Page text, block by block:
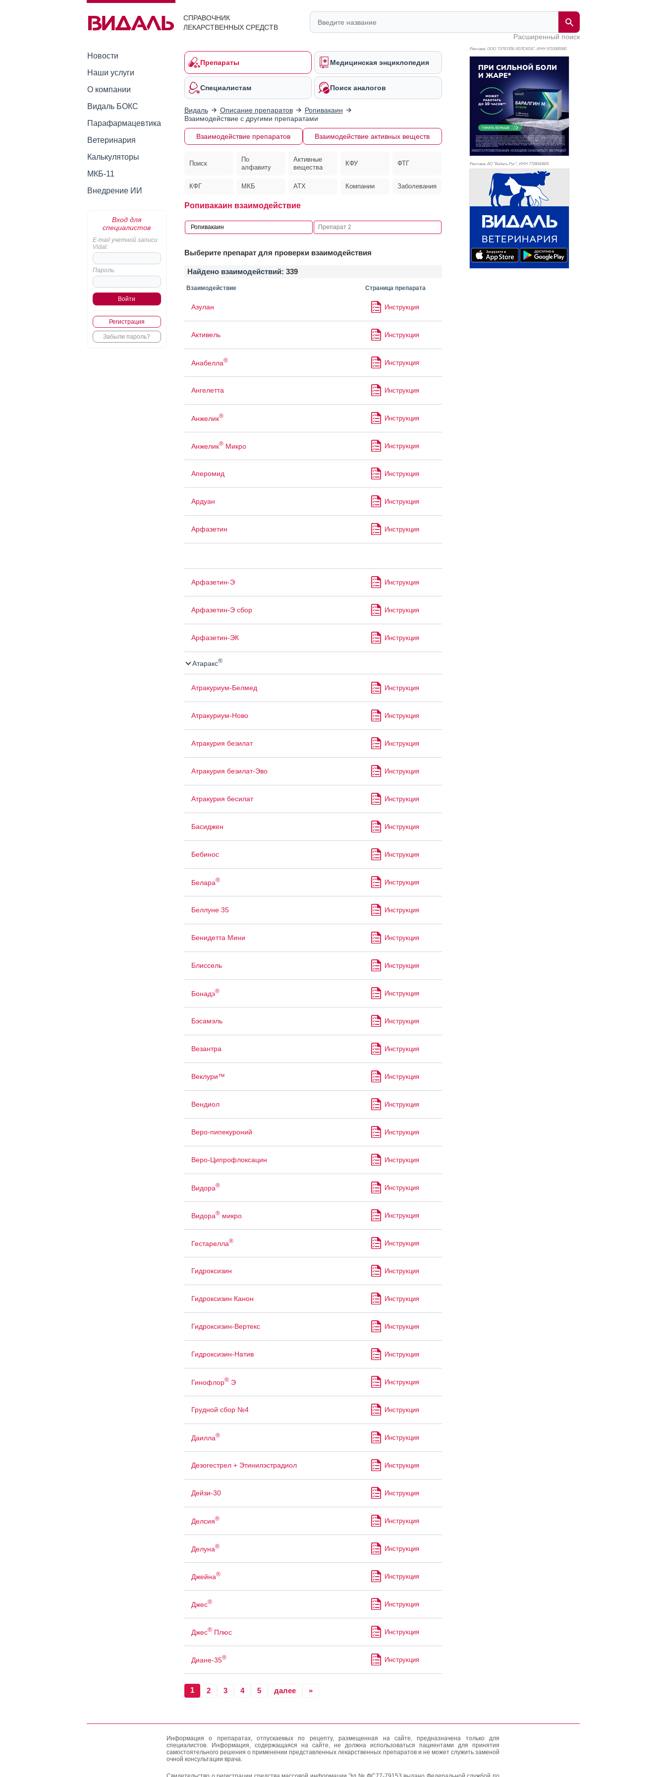
СПРАВОЧНИК
ЛЕКАРСТВЕННЫХ СРЕДСТВ
Расширенный поиск
Новости
Наши услуги
О компании
Видаль БОКС
Парафармацевтика
Ветеринария
Калькуляторы
МКБ-11
Внедрение ИИ
Вход для
специалистов
E-mail учетной записи
Vidal:
Пароль:
Регистрация
Забыли пароль?
Препараты Медицинская энциклопедия
Специалистам Поиск аналогов
Видаль Описание препаратов
Ропивакаин
Взаимодействие с другими препаратами
Взаимодействие препаратов Взаимодействие активных веществ
Поиск
По
алфавиту
Активные
вещества
КФУ ФТГ
КФГ МКБ АТХ Компании Заболевания
Ропивакаин взаимодействие
Выберите препарат для проверки взаимодействия
Найдено взаимодействий: 339
Взаимодействие Страница препарата
Азулан Инструкция
Активель Инструкция
Анабелла® Инструкция
Ангелетта Инструкция
Анжелик® Инструкция
Анжелик®Микро Инструкция
Аперомид Инструкция
Ардуан Инструкция
Арфазетин Инструкция
Арфазетин-Э Инструкция
Арфазетин-Э сбор Инструкция
Арфазетин-ЭК Инструкция
Атаракс®
Атракуриум-Белмед Инструкция
Атракуриум-Ново Инструкция
Атракурия безилат Инструкция
Атракурия безилат-Эво Инструкция
Атракурия бесилат Инструкция
Басиджен Инструкция
Бебинос Инструкция
Белара® Инструкция
Беллуне 35 Инструкция
Бенидетта Мини Инструкция
Блиссель Инструкция
Бонадэ® Инструкция
Бэсамэль Инструкция
Везантра Инструкция
Веклури™ Инструкция
Вендиол Инструкция
Веро-пипекуроний Инструкция
Веро-Ципрофлоксацин Инструкция
Видора® Инструкция
Видора®микро Инструкция
Гестарелла® Инструкция
Гидроксизин Инструкция
Гидроксизин Канон Инструкция
Гидроксизин-Вертекс Инструкция
Гидроксизин-Натив Инструкция
Гинофлор®Э Инструкция
Грудной сбор №4 Инструкция
Даилла® Инструкция
Дезогестрел + Этинилэстрадиол Инструкция
Дейзи-30 Инструкция
Делсия® Инструкция
Делуна® Инструкция
Джейна® Инструкция
Джес® Инструкция
Джес®Плюс Инструкция
Диане-35® Инструкция
1 2 3 4 5 далее »
Реклама. ООО "ОПЕЛЛА ХЕЛСКЕА", ИНН 9710085580
Реклама. АО "Видаль Рус", ИНН 7728043605
Информация о препаратах, отпускаемых по рецепту, размещенная на сайте, предназначена только для
специалистов. Информация, содержащаяся на сайте, не должна использоваться пациентами для принятия
самостоятельного решения о применении представленных лекарственных препаратов и не может служить заменой
очной консультации врача.